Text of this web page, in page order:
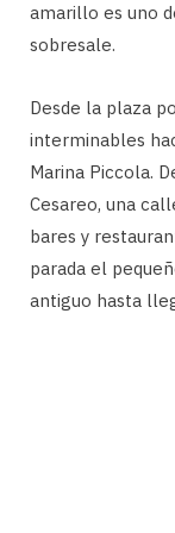
amarillo es uno
sobresale.
Desde la plaza
interminables
Marina Piccola.
Cesareo, una
bares y
parada el
antiguo hasta